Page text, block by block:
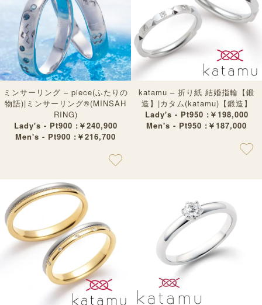
ミンサーリング – piece(ふたりの
物語)|ミンサーリング®︎(MINSAH
RING)
Lady's - Pt900 :￥240,900
Men's - Pt900 :￥216,700
katamu – 折り紙 結婚指輪【鍛
造】|カタム(katamu)【鍛造】
Lady's - Pt950 :￥198,000
Men's - Pt950 :￥187,000